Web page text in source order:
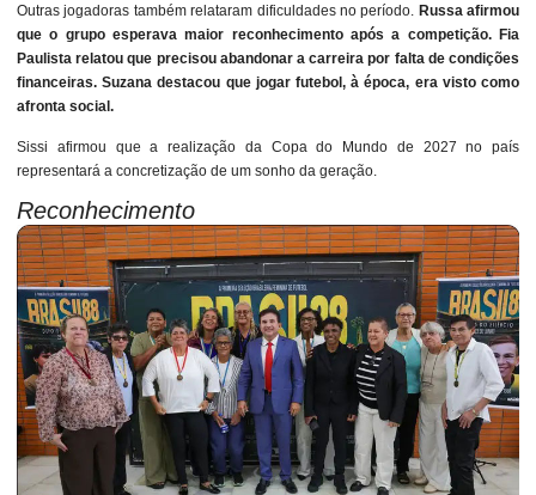
Outras jogadoras também relataram dificuldades no período. Russa afirmou
que o grupo esperava maior reconhecimento após a competição. Fia
Paulista relatou que precisou abandonar a carreira por falta de condições
financeiras. Suzana destacou que jogar futebol, à época, era visto como
afronta social.
Sissi afirmou que a realização da Copa do Mundo de 2027 no país
representará a concretização de um sonho da geração.
Reconhecimento